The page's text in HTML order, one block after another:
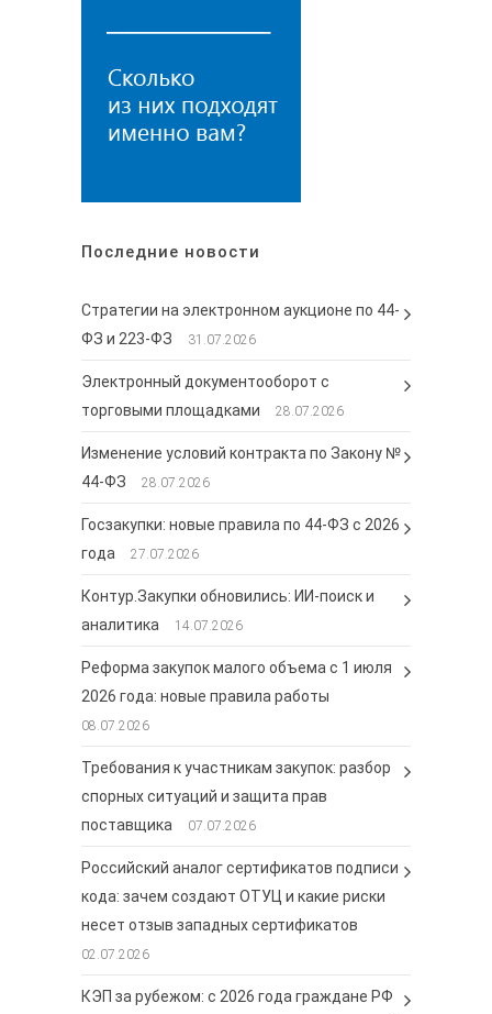
Последние новости
Стратегии на электронном аукционе по 44-
ФЗ и 223-ФЗ
31.07.2026
Электронный документооборот с
торговыми площадками
28.07.2026
Изменение условий контракта по Закону №
44-ФЗ
28.07.2026
Госзакупки: новые правила по 44-ФЗ с 2026
года
27.07.2026
Контур.Закупки обновились: ИИ-поиск и
аналитика
14.07.2026
Реформа закупок малого объема с 1 июля
2026 года: новые правила работы
08.07.2026
Требования к участникам закупок: разбор
спорных ситуаций и защита прав
поставщика
07.07.2026
Российский аналог сертификатов подписи
кода: зачем создают ОТУЦ и какие риски
несет отзыв западных сертификатов
02.07.2026
КЭП за рубежом: с 2026 года граждане РФ